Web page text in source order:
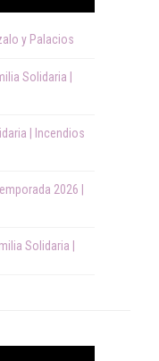
y Palacios
Solidaria |
| Incendios
2026 |
Solidaria |